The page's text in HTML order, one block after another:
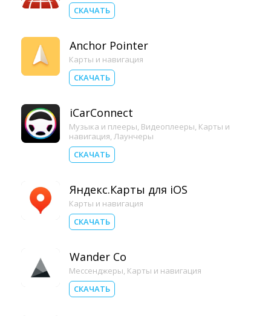
СКАЧАТЬ
Anchor Pointer
Карты и навигация
СКАЧАТЬ
iCarConnect
Музыка и плееры, Видеоплееры, Карты и
навигация, Лаунчеры
СКАЧАТЬ
Яндекс.Карты для iOS
Карты и навигация
СКАЧАТЬ
Wander Co
Мессенджеры, Карты и навигация
СКАЧАТЬ